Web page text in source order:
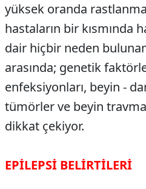
yüksek oranda
hastaların bir kısmında
dair hiçbir neden
arasında; genetik
enfeksiyonları, beyin -
tümörler ve beyin
dikkat çekiyor.
EPİLEPSİ BELİRTİLERİ